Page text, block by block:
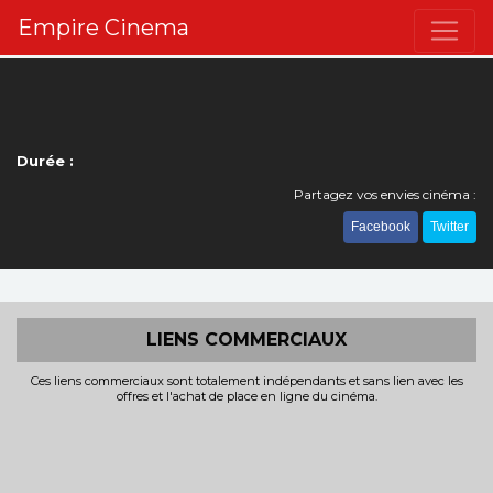
Empire Cinema
Durée :
Partagez vos envies cinéma :
Facebook Twitter
LIENS COMMERCIAUX
Ces liens commerciaux sont totalement indépendants et sans lien avec les
offres et l'achat de place en ligne du cinéma.